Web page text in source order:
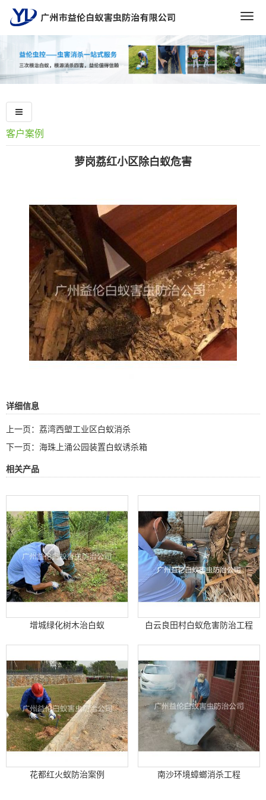
客户案例
萝岗荔红小区除白蚁危害
详细信息
上一页： 荔湾西塱工业区白蚁消杀
下一页： 海珠上涌公园装置白蚁诱杀箱
相关产品
增城绿化树木治白蚁 白云良田村白蚁危害防治工程
花都红火蚁防治案例 南沙环境蟑螂消杀工程